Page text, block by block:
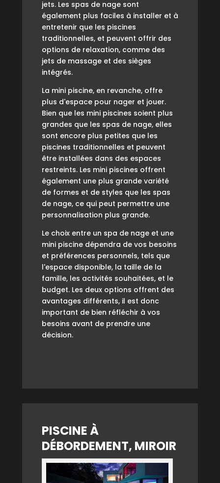
jets. Les spas de nage sont
également plus faciles à installer et à
entretenir que les piscines
traditionnelles, et peuvent offrir des
options de relaxation, comme des
jets de massage et des sièges
intégrés.
La mini piscine, en revanche, offre
plus d'espace pour nager et jouer.
Bien que les mini piscines soient plus
grandes que les spas de nage, elles
sont encore plus petites que les
piscines traditionnelles et peuvent
être installées dans des espaces
restreints. Les mini piscines offrent
également une plus grande variété
de formes et de styles que les spas
de nage, ce qui peut permettre une
personnalisation plus grande.
Le choix entre un spa de nage et une
mini piscine dépendra de vos besoins
et préférences personnels, tels que
l'espace disponible, la taille de la
famille, les activités souhaitées, et le
budget. Les deux options offrent des
avantages différents, il est donc
important de bien réfléchir à vos
besoins avant de prendre une
décision.
PISCINE À
DÉBORDEMENT, MIROIR